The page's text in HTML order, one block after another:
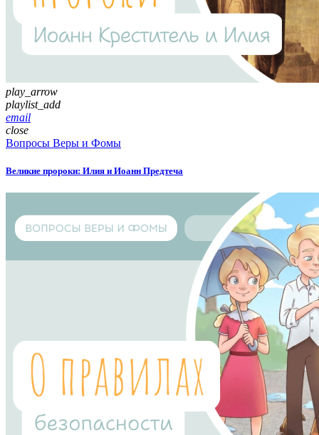
play_arrow
playlist_add
email
close
Вопросы Веры и Фомы
Великие пророки: Илия и Иоанн Предтеча